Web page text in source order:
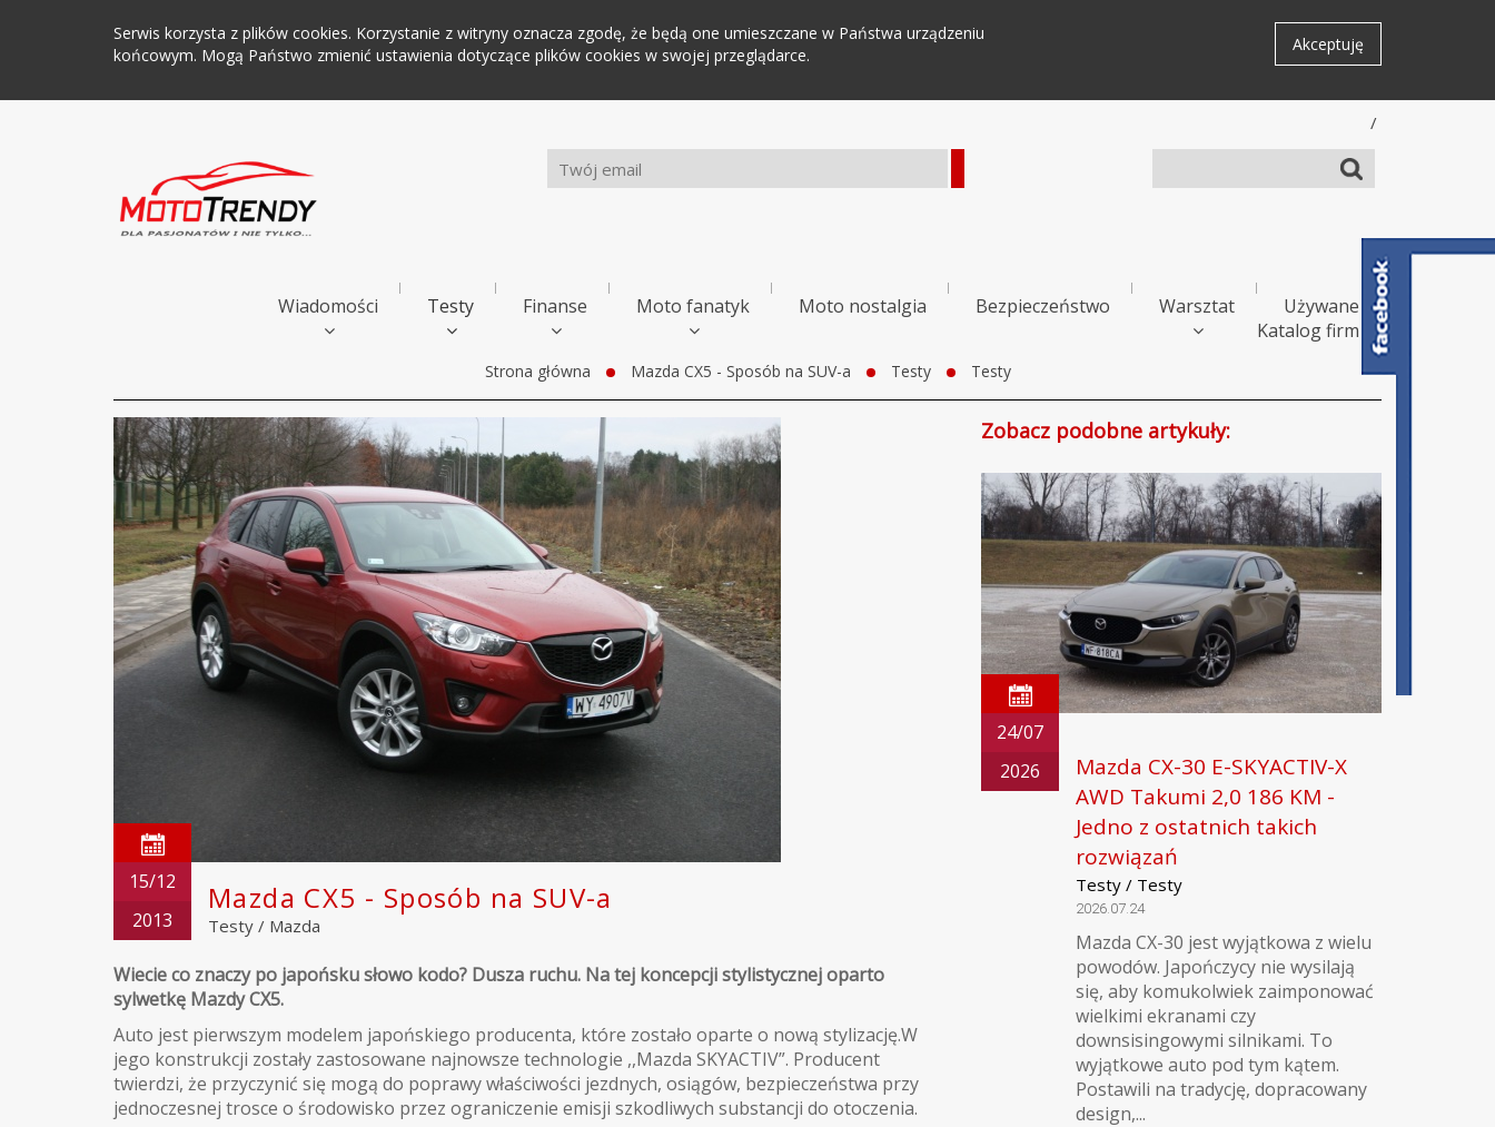
Serwis korzysta z plików cookies. Korzystanie z witryny oznacza zgodę, że będą one umieszczane w Państwa urządzeniu
końcowym. Mogą Państwo zmienić ustawienia dotyczące plików cookies w swojej przeglądarce.
Akceptuję
/
Wiadomości Testy Finanse Moto fanatyk Moto nostalgia Bezpieczeństwo Warsztat
Używane
Katalog firm
Strona główna Mazda CX5 - Sposób na SUV-a Testy Testy
15/12
2013
Mazda CX5 - Sposób na SUV-a
Testy / Mazda
Wiecie co znaczy po japońsku słowo kodo? Dusza ruchu. Na tej koncepcji stylistycznej oparto
sylwetkę Mazdy CX5.
Auto jest pierwszym modelem japońskiego producenta, które zostało oparte o nową stylizację.W
jego konstrukcji zostały zastosowane najnowsze technologie ,,Mazda SKYACTIV”. Producent
twierdzi, że przyczynić się mogą do poprawy właściwości jezdnych, osiągów, bezpieczeństwa przy
jednoczesnej trosce o środowisko przez ograniczenie emisji szkodliwych substancji do otoczenia.
Zobacz podobne artykuły:
24/07
2026
Mazda CX-30 E-SKYACTIV-X
AWD Takumi 2,0 186 KM -
Jedno z ostatnich takich
rozwiązań
Testy / Testy
2026.07.24
Mazda CX-30 jest wyjątkowa z wielu
powodów. Japończycy nie wysilają
się, aby komukolwiek zaimponować
wielkimi ekranami czy
downsisingowymi silnikami. To
wyjątkowe auto pod tym kątem.
Postawili na tradycję, dopracowany
design,...